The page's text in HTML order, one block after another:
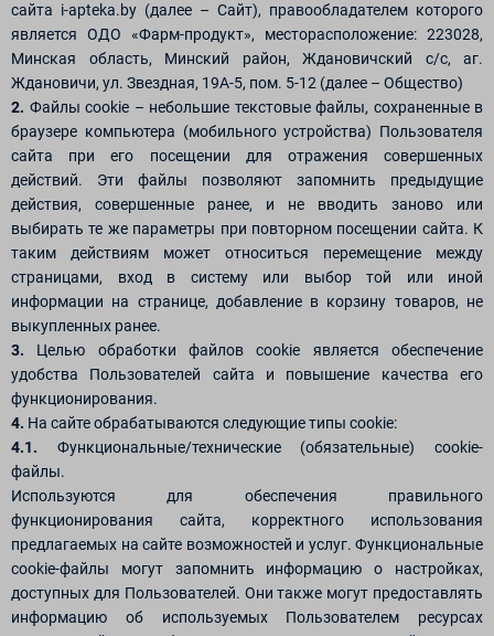
сайта i-apteka.by (далее – Сайт), правообладателем которого
является ОДО «Фарм-продукт», месторасположение: 223028,
Минская область, Минский район, Ждановичский с/с, аг.
Ждановичи, ул. Звездная, 19А-5, пом. 5-12 (далее – Общество)
2. Файлы cookie – небольшие текстовые файлы, сохраненные в
браузере компьютера (мобильного устройства) Пользователя
сайта при его посещении для отражения совершенных
действий. Эти файлы позволяют запомнить предыдущие
действия, совершенные ранее, и не вводить заново или
выбирать те же параметры при повторном посещении сайта. К
таким действиям может относиться перемещение между
страницами, вход в систему или выбор той или иной
информации на странице, добавление в корзину товаров, не
выкупленных ранее.
3. Целью обработки файлов cookie является обеспечение
удобства Пользователей сайта и повышение качества его
функционирования.
4. На сайте обрабатываются следующие типы cookie:
4.1. Функциональные/технические (обязательные) cookie-
файлы.
Используются для обеспечения правильного
функционирования сайта, корректного использования
предлагаемых на сайте возможностей и услуг. Функциональные
cookie-файлы могут запомнить информацию о настройках,
доступных для Пользователей. Они также могут предоставлять
информацию об используемых Пользователем ресурсах